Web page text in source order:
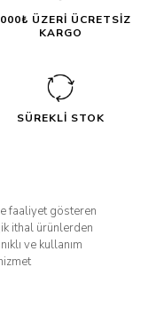
ÜZERİ ÜCRETSİZ
KARGO
SÜREKLİ STOK
faaliyet gösteren
ithal ürünlerden
ve kullanım